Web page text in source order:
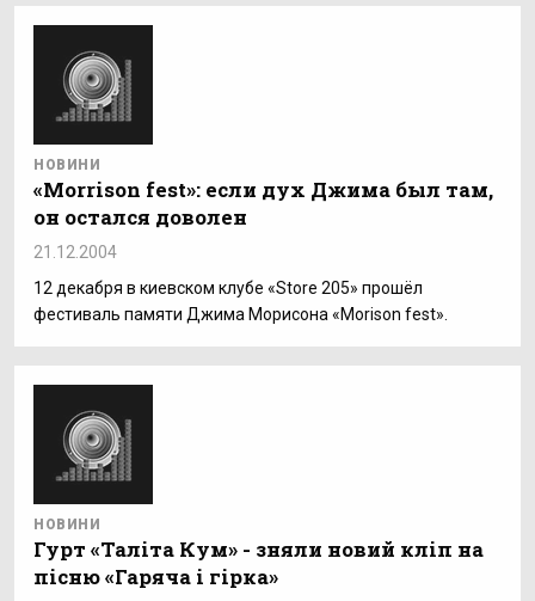
НОВИНИ
«Morrison fest»: если дух Джима был там,
он остался доволен
21.12.2004
12 декабря в киевском клубе «Store 205» прошёл
фестиваль памяти Джима Морисона «Morison fest».
НОВИНИ
Гурт «Таліта Кум» - зняли новий кліп на
пісню «Гаряча і гірка»